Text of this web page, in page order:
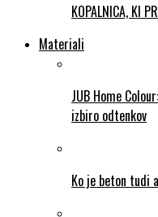
KOPALNICA, KI
Materiali
JUB Home
izbiro odtenkov
Ko je beton tudi